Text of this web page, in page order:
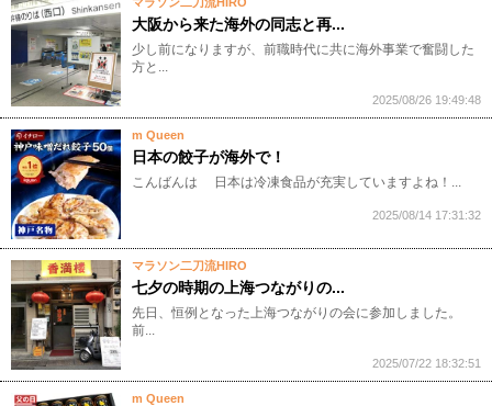
大阪から来た海外の同志と再...
少し前になりますが、前職時代に共に海外事業で奮闘した
方と...
2025/08/26 19:49:48
m Queen
日本の餃子が海外で！
こんばんは 日本は冷凍食品が充実していますよね！...
2025/08/14 17:31:32
マラソン二刀流HIRO
七夕の時期の上海つながりの...
先日、恒例となった上海つながりの会に参加しました。
前...
2025/07/22 18:32:51
m Queen